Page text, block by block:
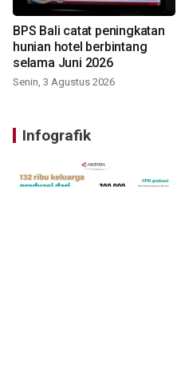
BPS Bali catat peningkatan
hunian hotel berbintang
selama Juni 2026
Senin, 3 Agustus 2026
Infografik